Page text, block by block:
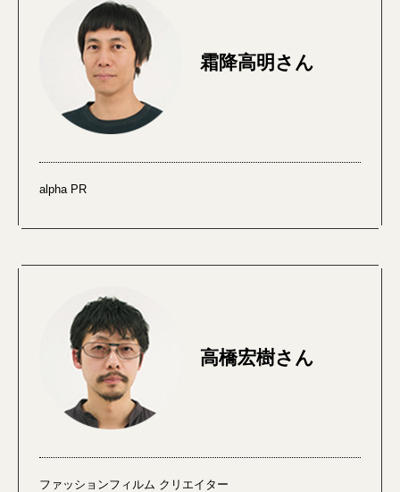
霜降高明さん
alpha PR
高橋宏樹さん
ファッションフィルム クリエイター